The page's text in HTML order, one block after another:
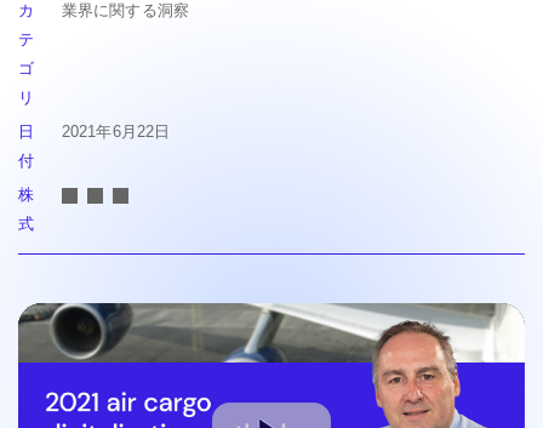
カ
テ
ゴ
リ
業界に関する洞察
日
付
2021年6月22日
株
式